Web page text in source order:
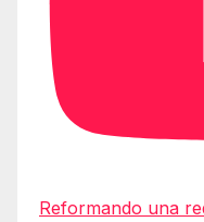
Reformando una